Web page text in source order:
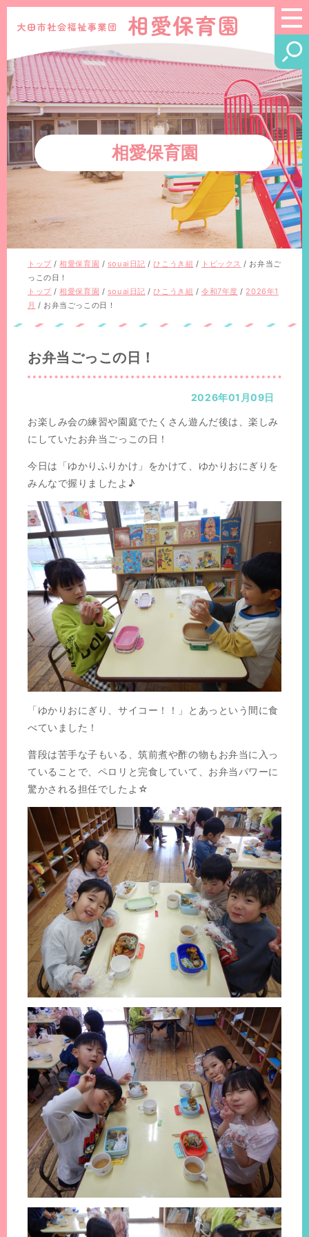
このページの本文へ
相愛保育園
現
在
の
位
トップ /相愛保育園 / souai日記 /ひこうき組 / トピックス / お弁当ご
っこの日！
現
在
トップ /相愛保育園 / souai日記 /ひこうき組 / 令和7年度 / 2026年1
月 / お弁当ごっこの日！
お弁当ごっこの日！
2026年01月09日
お楽しみ会の練習や園庭でたくさん遊んだ後は、楽しみ
にしていたお弁当ごっこの日！
今日は「ゆかりふりかけ」をかけて、ゆかりおにぎりを
みんなで握りましたよ♪
「ゆかりおにぎり、サイコー！！」とあっという間に食
べていました！
普段は苦手な子もいる、筑前煮や酢の物もお弁当に入っ
ていることで、ペロリと完食していて、お弁当パワーに
驚かされる担任でしたよ☆